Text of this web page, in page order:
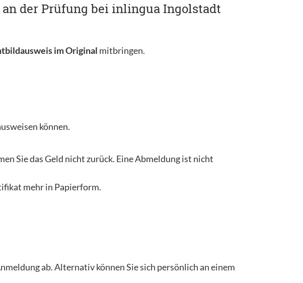
der Prüfung bei inlingua Ingolstadt
im Original mitbringen.
können.
Sie das Geld nicht zurück. Eine Abmeldung ist nicht
mehr in Papierform.
ab. Alternativ können Sie sich persönlich an einem